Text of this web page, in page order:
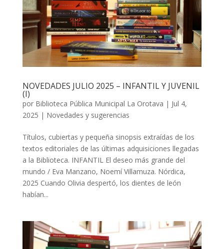
NOVEDADES JULIO 2025 – INFANTIL Y JUVENIL
(I)
por Biblioteca Pública Municipal La Orotava | Jul 4,
2025 | Novedades y sugerencias
Títulos, cubiertas y pequeña sinopsis extraídas de los
textos editoriales de las últimas adquisiciones llegadas
a la Biblioteca. INFANTIL El deseo más grande del
mundo / Eva Manzano, Noemí Villamuza. Nórdica,
2025 Cuando Olivia despertó, los dientes de león
habían...